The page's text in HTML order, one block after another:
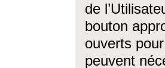
de
bouton
ouverts
peuvent